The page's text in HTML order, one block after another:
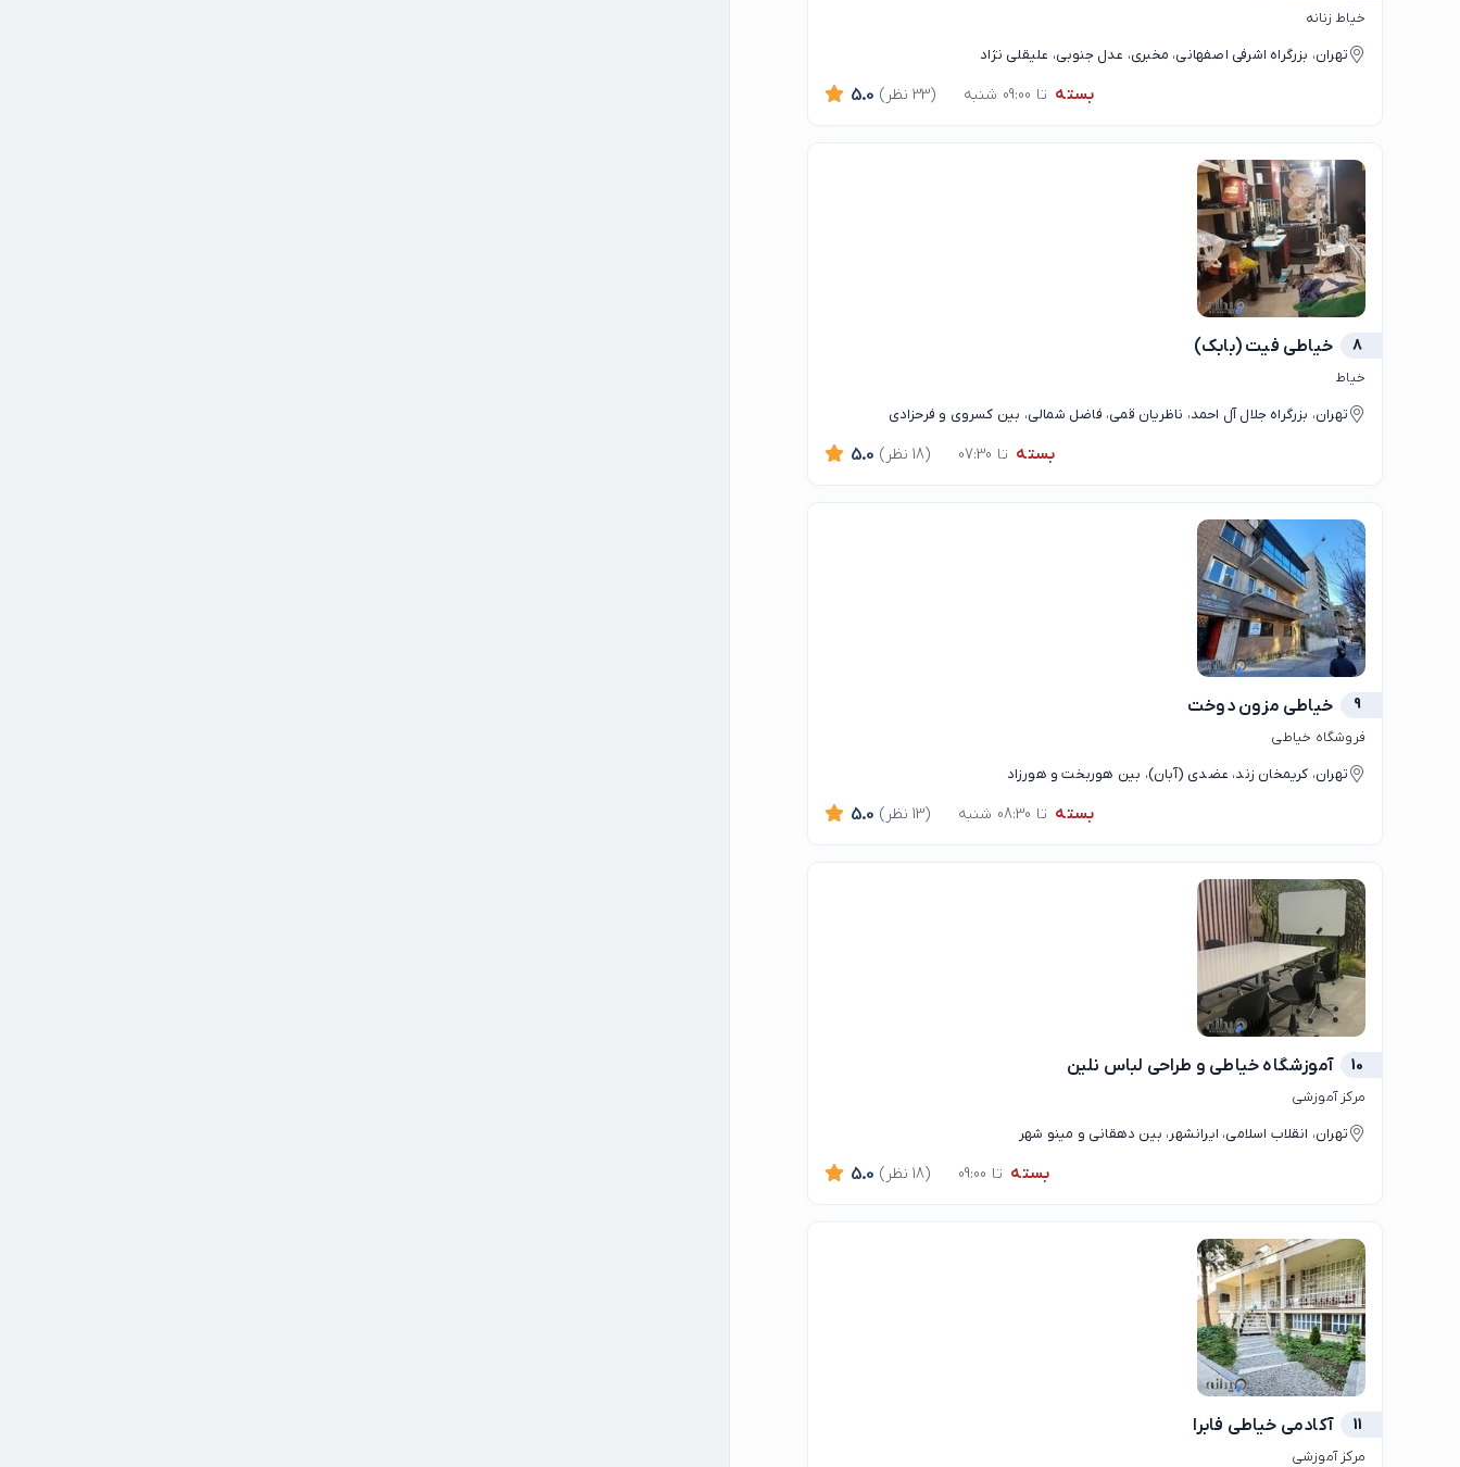
خیاط زنانه
تهران، بزرگراه اشرفی اصفهانی، مخبری، عدل جنوبی، علیقلی نژاد
بسته تا 09:00 شنبه 5.0 (33 نظر)
8 خیاطی فیت (بابک)
خیاط
تهران، بزرگراه جلال آل احمد، ناظریان قمی، فاضل شمالی، بین کسروی و فرحزادی
بسته تا 07:30 5.0 (18 نظر)
9 خیاطی مزون دوخت
فروشگاه خیاطی
تهران، کریمخان زند، عضدی (آبان)، بین هوربخت و هورزاد
بسته تا 08:30 شنبه 5.0 (13 نظر)
10 آموزشگاه خیاطی و طراحی لباس نلین
مرکز آموزشی
تهران، انقلاب اسلامی، ایرانشهر، بین دهقانی و مینو شهر
بسته تا 09:00 5.0 (18 نظر)
11 آکادمی خیاطی فابرا
مرکز آموزشی